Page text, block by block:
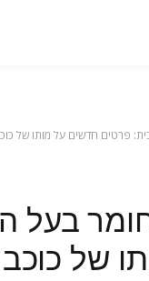
חדשים על מותו של כוכב
בעל
של כוכב